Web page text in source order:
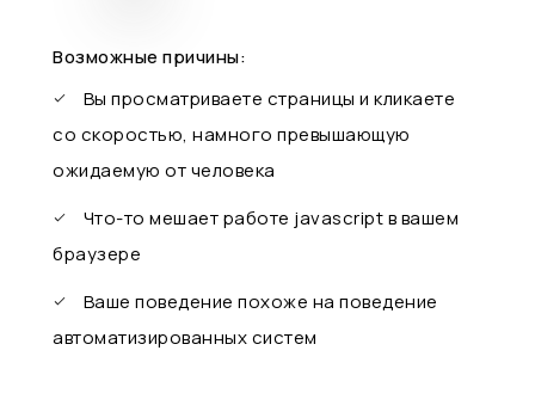
Возможные причины:
Вы просматриваете страницы и кликаете
со скоростью, намного превышающую
ожидаемую от человека
Что-то мешает работе javascript в вашем
браузере
Ваше поведение похоже на поведение
автоматизированных систем